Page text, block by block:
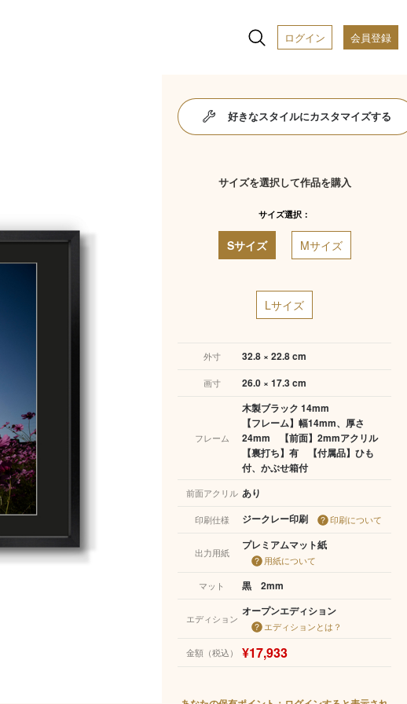
ログイン 会員登録
好きなスタイルにカスタマイズする
サイズを選択して作品を購入
サイズ選択：
Sサイズ Mサイズ
Lサイズ
外寸 32.8 × 22.8 cm
画寸 26.0 × 17.3 cm
フレーム
木製ブラック 14mm
【フレーム】幅14mm、厚さ
24mm 【前面】2mmアクリル
【裏打ち】有 【付属品】ひも
付、かぶせ箱付
前面アクリル あり
印刷仕様 ジークレー印刷 印刷について
出力用紙
プレミアムマット紙
用紙について
マット
黒 2mm
エディション
オープンエディション
エディションとは？
金額（税込） ¥17,933